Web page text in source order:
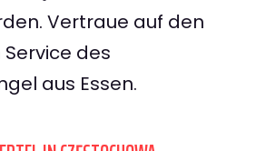
Vertraue auf den
des
aus Essen.